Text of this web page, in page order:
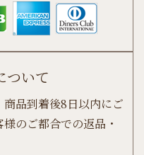
ついて
品到着後8日以内にご
のご都合での返品・